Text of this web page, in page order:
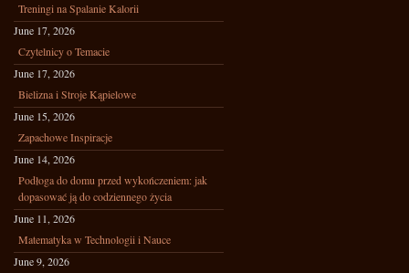
Treningi na Spalanie Kalorii
June 17, 2026
Czytelnicy o Temacie
June 17, 2026
Bielizna i Stroje Kąpielowe
June 15, 2026
Zapachowe Inspiracje
June 14, 2026
Podłoga do domu przed wykończeniem: jak
dopasować ją do codziennego życia
June 11, 2026
Matematyka w Technologii i Nauce
June 9, 2026